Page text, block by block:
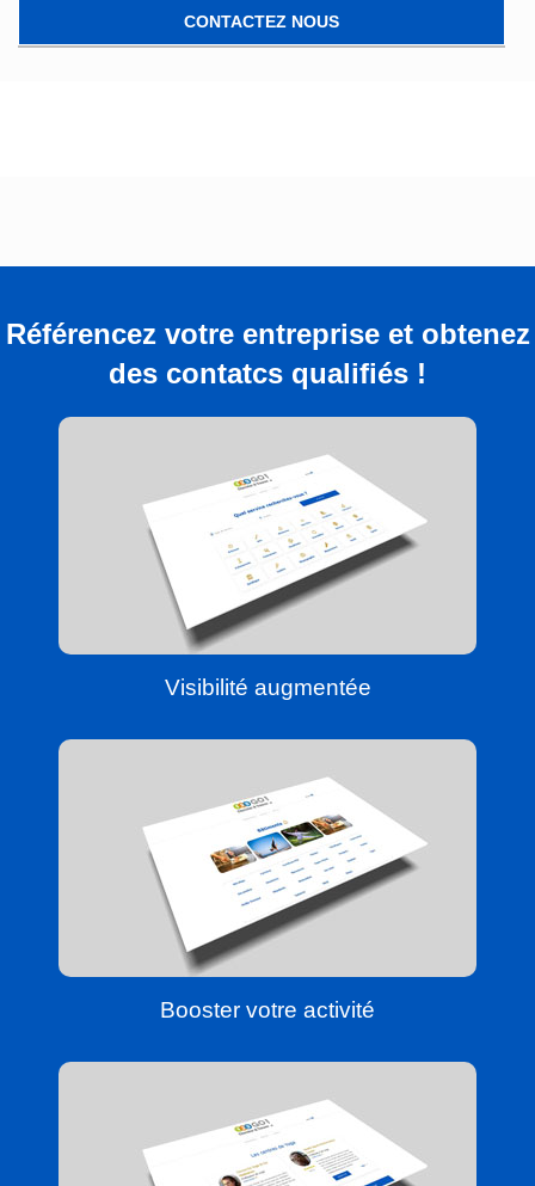
CONTACTEZ NOUS
Référencez votre entreprise et obtenez
des contatcs qualifiés !
Visibilité augmentée
Booster votre activité